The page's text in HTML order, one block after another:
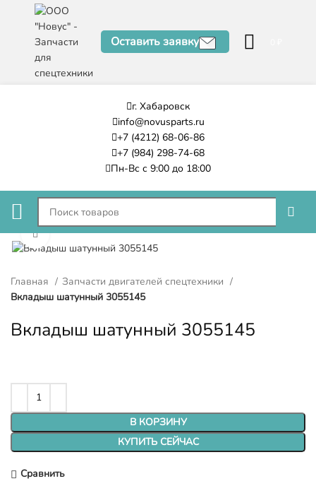
Оставить заявку
г. Хабаровск
info@novusparts.ru
+7 (4212) 68-06-86
+7 (984) 298-74-68
Пн-Вс с 9:00 до 18:00
Нажмите, чтобы увеличить
Главная
Запчасти двигателей спецтехники
Вкладыш шатунный 3055145
Вкладыш шатунный 3055145
В КОРЗИНУ
КУПИТЬ СЕЙЧАС
Сравнить